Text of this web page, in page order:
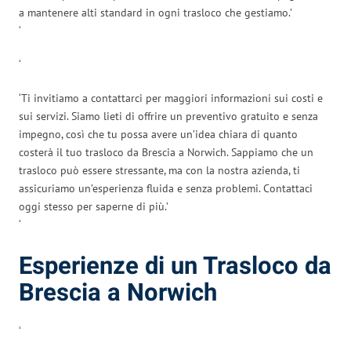
a mantenere alti standard in ogni trasloco che gestiamo.’
‘
‘
‘Ti invitiamo a contattarci per maggiori informazioni sui costi e
sui servizi. Siamo lieti di offrire un preventivo gratuito e senza
impegno, così che tu possa avere un’idea chiara di quanto
costerà il tuo trasloco da Brescia a Norwich. Sappiamo che un
trasloco può essere stressante, ma con la nostra azienda, ti
assicuriamo un’esperienza fluida e senza problemi. Contattaci
oggi stesso per saperne di più.’
‘
Esperienze di un Trasloco da
Brescia a Norwich
‘